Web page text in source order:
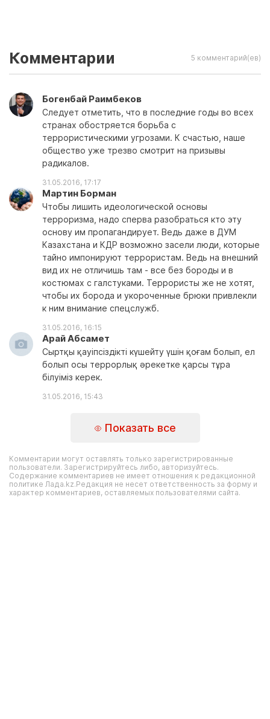
Комментарии 5 комментарий(ев)
Богенбай Раимбеков
Следует отметить, что в последние годы во всех
странах обостряется борьба с
террористическими угрозами. К счастью, наше
общество уже трезво смотрит на призывы
радикалов.
31.05.2016, 17:17
Мартин Борман
Чтобы лишить идеологической основы
терроризма, надо сперва разобраться кто эту
основу им пропагандирует. Ведь даже в ДУМ
Казахстана и КДР возможно засели люди, которые
тайно импонируют террористам. Ведь на внешний
вид их не отличишь там - все без бороды и в
костюмах с галстуками. Террористы же не хотят,
чтобы их борода и укороченные брюки привлекли
к ним внимание спецслужб.
31.05.2016, 16:15
Арай Абсамет
Сыртқы қауіпсіздікті күшейту үшін қоғам болып, ел
болып осы террорлық әрекетке қарсы тұра
білуіміз керек.
31.05.2016, 15:43
Показать все
Комментарии могут оставлять только зарегистрированные
пользователи. Зарегистрируйтесь либо, авторизуйтесь.
Содержание комментариев не имеет отношения к редакционной
политике Лада.kz.Редакция не несет ответственность за форму и
характер комментариев, оставляемых пользователями сайта.